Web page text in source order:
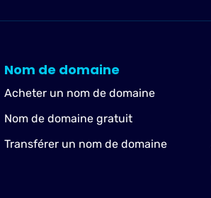
Nom de domaine
Acheter un nom de domaine
Nom de domaine gratuit
Transférer un nom de domaine